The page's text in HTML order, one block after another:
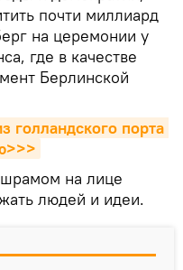
почти миллиард
на церемонии у
где в качестве
Берлинской
голландского порта
на лице
людей и идеи.